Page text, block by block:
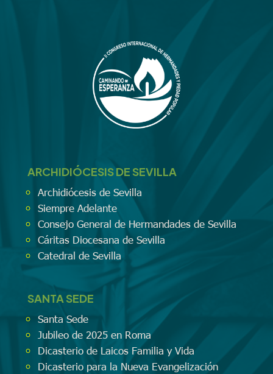
ARCHIDIÓCESIS DE SEVILLA
Archidiócesis de Sevilla
Siempre Adelante
Consejo General de Hermandades de Sevilla
Cáritas Diocesana de Sevilla
Catedral de Sevilla
SANTA SEDE
Santa Sede
Jubileo de 2025 en Roma
Dicasterio de Laicos Familia y Vida
Dicasterio para la Nueva Evangelización